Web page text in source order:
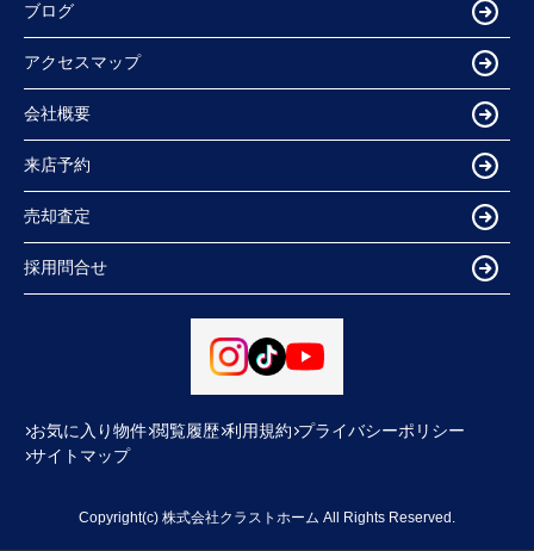
ブログ
アクセスマップ
会社概要
来店予約
売却査定
採用問合せ
お気に入り物件 閲覧履歴 利用規約 プライバシーポリシー
サイトマップ
Copyright(c) 株式会社クラストホーム All Rights Reserved.